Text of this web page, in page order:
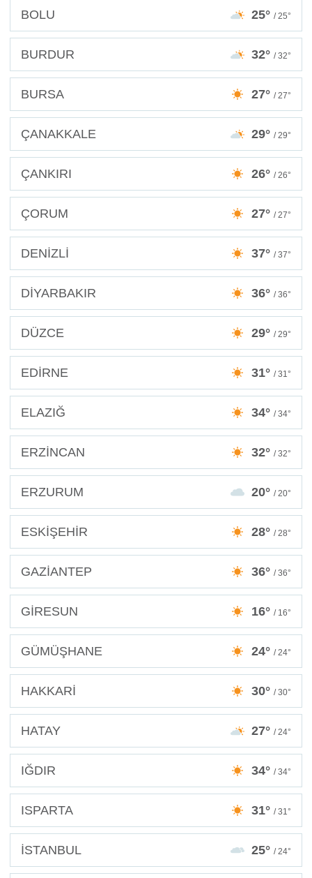
BOLU 25° / 25°
BURDUR 32° / 32°
BURSA 27° / 27°
ÇANAKKALE 29° / 29°
ÇANKIRI 26° / 26°
ÇORUM 27° / 27°
DENİZLİ 37° / 37°
DİYARBAKIR 36° / 36°
DÜZCE 29° / 29°
EDİRNE 31° / 31°
ELAZIĞ 34° / 34°
ERZİNCAN 32° / 32°
ERZURUM 20° / 20°
ESKİŞEHİR 28° / 28°
GAZİANTEP 36° / 36°
GİRESUN 16° / 16°
GÜMÜŞHANE 24° / 24°
HAKKARİ 30° / 30°
HATAY 27° / 24°
IĞDIR 34° / 34°
ISPARTA 31° / 31°
İSTANBUL 25° / 24°